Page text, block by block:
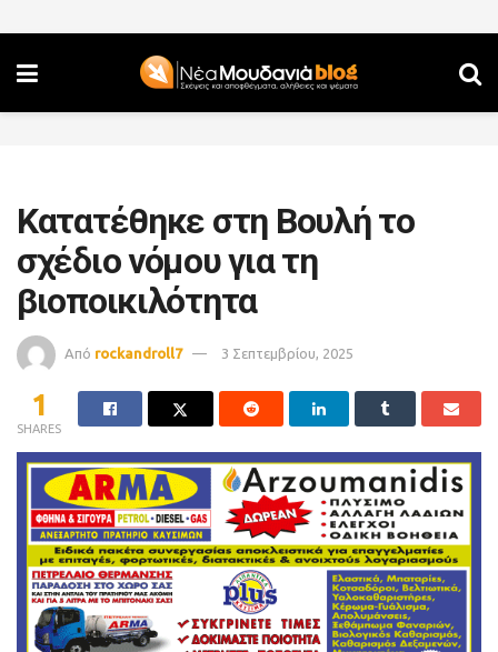
Κατατέθηκε στη Βουλή το
σχέδιο νόμου για τη
βιοποικιλότητα
Από rockandroll7 3 Σεπτεμβρίου, 2025
1
SHARES